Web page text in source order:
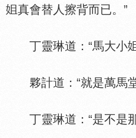
真會替人擦背而已。”
丁靈琳道：“馬大小
夥計道：“就是萬馬堂
丁靈琳道：“是不是